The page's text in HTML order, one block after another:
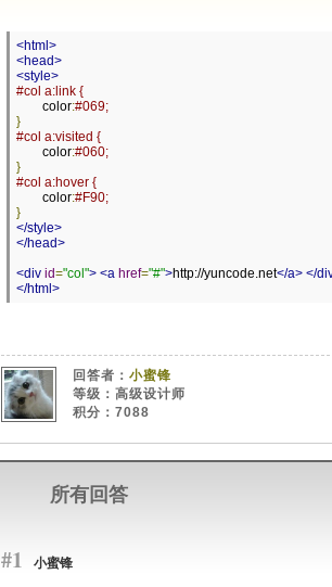
<html>
<head>
<style>
#col a:link {
	color
:#069;
}
#col a:visited {
	color
:#060;
}
#col a:hover {
	color
:#F90;
}
</style>
</head>
<div id="col"> <a href="#">http://yuncode.net</a> </
</html>
回答者： 小蜜锋
等级：高级设计师
积分：7088
所有回答
#1 小蜜锋